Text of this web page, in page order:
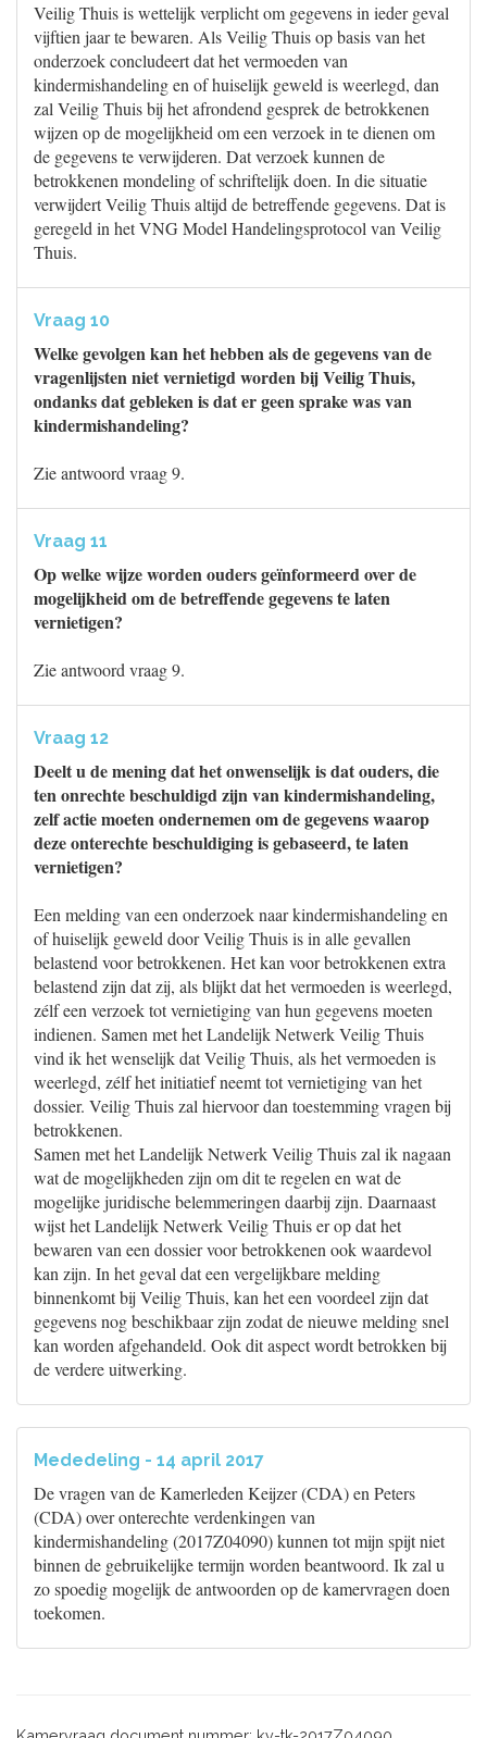
Veilig Thuis is wettelijk verplicht om gegevens in ieder geval
vijftien jaar te bewaren. Als Veilig Thuis op basis van het
onderzoek concludeert dat het vermoeden van
kindermishandeling en of huiselijk geweld is weerlegd, dan
zal Veilig Thuis bij het afrondend gesprek de betrokkenen
wijzen op de mogelijkheid om een verzoek in te dienen om
de gegevens te verwijderen. Dat verzoek kunnen de
betrokkenen mondeling of schriftelijk doen. In die situatie
verwijdert Veilig Thuis altijd de betreffende gegevens. Dat is
geregeld in het VNG Model Handelingsprotocol van Veilig
Thuis.
Vraag 10
Welke gevolgen kan het hebben als de gegevens van de
vragenlijsten niet vernietigd worden bij Veilig Thuis,
ondanks dat gebleken is dat er geen sprake was van
kindermishandeling?
Zie antwoord vraag 9.
Vraag 11
Op welke wijze worden ouders geïnformeerd over de
mogelijkheid om de betreffende gegevens te laten
vernietigen?
Zie antwoord vraag 9.
Vraag 12
Deelt u de mening dat het onwenselijk is dat ouders, die
ten onrechte beschuldigd zijn van kindermishandeling,
zelf actie moeten ondernemen om de gegevens waarop
deze onterechte beschuldiging is gebaseerd, te laten
vernietigen?
Een melding van een onderzoek naar kindermishandeling en
of huiselijk geweld door Veilig Thuis is in alle gevallen
belastend voor betrokkenen. Het kan voor betrokkenen extra
belastend zijn dat zij, als blijkt dat het vermoeden is weerlegd,
zélf een verzoek tot vernietiging van hun gegevens moeten
indienen. Samen met het Landelijk Netwerk Veilig Thuis
vind ik het wenselijk dat Veilig Thuis, als het vermoeden is
weerlegd, zélf het initiatief neemt tot vernietiging van het
dossier. Veilig Thuis zal hiervoor dan toestemming vragen bij
betrokkenen.
Samen met het Landelijk Netwerk Veilig Thuis zal ik nagaan
wat de mogelijkheden zijn om dit te regelen en wat de
mogelijke juridische belemmeringen daarbij zijn. Daarnaast
wijst het Landelijk Netwerk Veilig Thuis er op dat het
bewaren van een dossier voor betrokkenen ook waardevol
kan zijn. In het geval dat een vergelijkbare melding
binnenkomt bij Veilig Thuis, kan het een voordeel zijn dat
gegevens nog beschikbaar zijn zodat de nieuwe melding snel
kan worden afgehandeld. Ook dit aspect wordt betrokken bij
de verdere uitwerking.
Mededeling - 14 april 2017
De vragen van de Kamerleden Keijzer (CDA) en Peters
(CDA) over onterechte verdenkingen van
kindermishandeling (2017Z04090) kunnen tot mijn spijt niet
binnen de gebruikelijke termijn worden beantwoord. Ik zal u
zo spoedig mogelijk de antwoorden op de kamervragen doen
toekomen.